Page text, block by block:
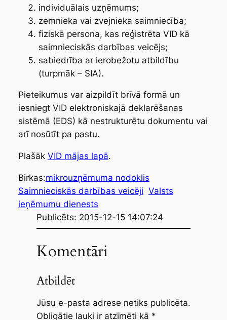
individuālais uzņēmums;
zemnieka vai zvejnieka saimniecība;
fiziskā persona, kas reģistrēta VID kā
saimnieciskās darbības veicējs;
sabiedrība ar ierobežotu atbildību
(turpmāk – SIA).
Pieteikumus var aizpildīt brīvā formā un
iesniegt VID elektroniskajā deklarēšanas
sistēmā (EDS) kā nestrukturētu dokumentu vai
arī nosūtīt pa pastu.
Plašāk VID mājas lapā.
Birkas:mikrouzņēmuma nodoklis
Saimnieciskās darbības veicēji Valsts
ieņēmumu dienests
Publicēts: 2015-12-15 14:07:24
Komentāri
Atbildēt
Jūsu e-pasta adrese netiks publicēta.
Obligātie lauki ir atzīmēti kā *